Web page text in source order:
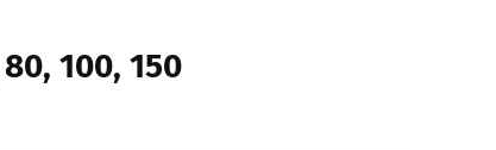
100, 150